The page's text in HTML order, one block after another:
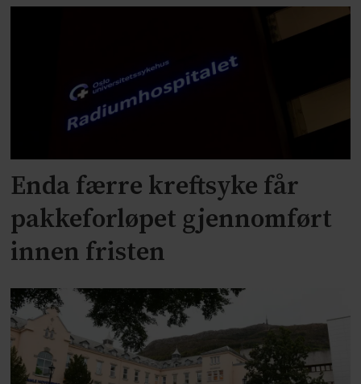
Enda færre kreftsyke får
pakkeforløpet gjennomført
innen fristen